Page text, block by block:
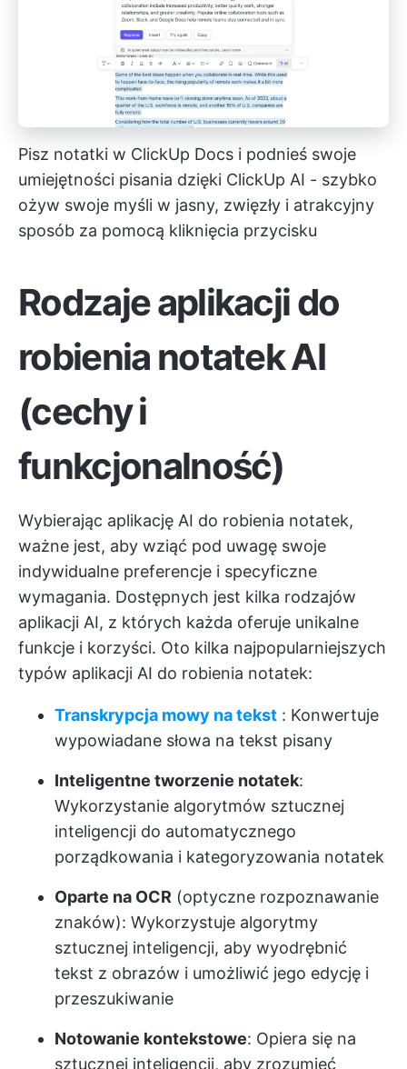
Pisz notatki w ClickUp Docs i podnieś swoje
umiejętności pisania dzięki ClickUp AI - szybko
ożyw swoje myśli w jasny, zwięzły i atrakcyjny
sposób za pomocą kliknięcia przycisku
Rodzaje aplikacji do
robienia notatek AI
(cechy i
funkcjonalność)
Wybierając aplikację AI do robienia notatek,
ważne jest, aby wziąć pod uwagę swoje
indywidualne preferencje i specyficzne
wymagania. Dostępnych jest kilka rodzajów
aplikacji AI, z których każda oferuje unikalne
funkcje i korzyści. Oto kilka najpopularniejszych
typów aplikacji AI do robienia notatek:
Transkrypcja mowy na tekst : Konwertuje
wypowiadane słowa na tekst pisany
Inteligentne tworzenie notatek:
Wykorzystanie algorytmów sztucznej
inteligencji do automatycznego
porządkowania i kategoryzowania notatek
Oparte na OCR (optyczne rozpoznawanie
znaków): Wykorzystuje algorytmy
sztucznej inteligencji, aby wyodrębnić
tekst z obrazów i umożliwić jego edycję i
przeszukiwanie
Notowanie kontekstowe: Opiera się na
sztucznej inteligencji, aby zrozumieć